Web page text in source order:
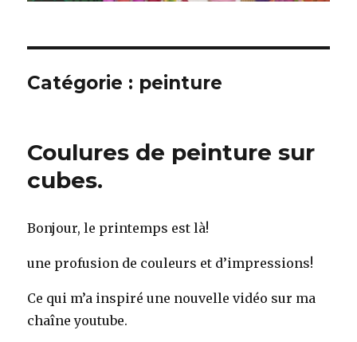
Catégorie : peinture
Coulures de peinture sur
cubes.
Bonjour, le printemps est là!
une profusion de couleurs et d’impressions!
Ce qui m’a inspiré une nouvelle vidéo sur ma
chaîne youtube.